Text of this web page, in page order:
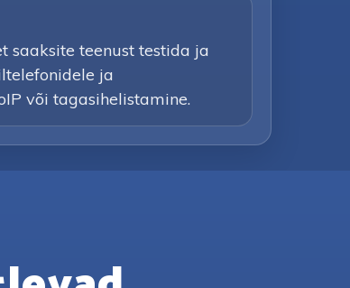
saaksite teenust testida ja
ja
või tagasihelistamine.